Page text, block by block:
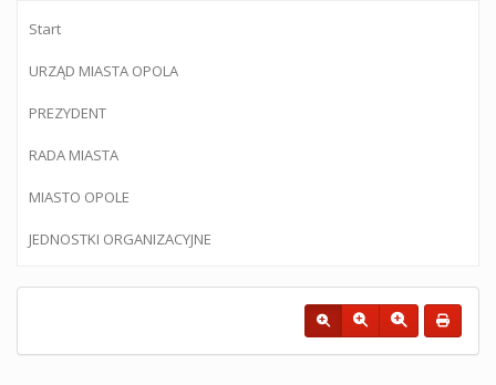
Start
URZĄD MIASTA OPOLA
PREZYDENT
RADA MIASTA
MIASTO OPOLE
JEDNOSTKI ORGANIZACYJNE